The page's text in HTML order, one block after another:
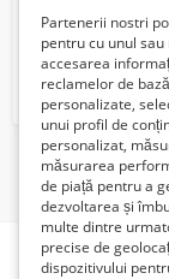
Partenerii nostri
pentru cu unul
accesarea
reclamelor de
personalizate,
unui profil de
personalizat,
măsurarea
de piață pentru a
dezvoltarea și
multe dintre
precise de
dispozitivului